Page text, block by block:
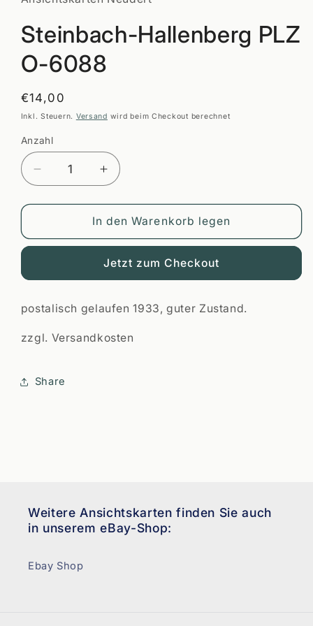
öffnen
Steinbach-Hallenberg PLZ
O-6088
Normaler
Preis
€14,00
Inkl. Steuern. Versand wird beim Checkout berechnet
Anzahl
Anzahl
Verringere
die
Menge
Steinbach-
O-
Erhöhe
die
Menge
für
Steinbach-
PLZ
O-
In den Warenkorb legen
Jetzt zum Checkout
postalisch gelaufen 1933, guter Zustand.
zzgl. Versandkosten
Share
Weitere Ansichtskarten finden Sie auch
in unserem eBay-Shop:
Ebay Shop